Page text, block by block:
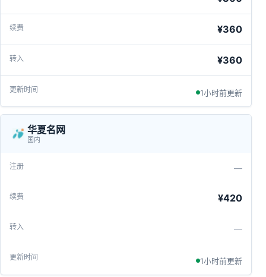
¥360
¥360
1小时前更新
华夏名网
国内
—
¥420
—
1小时前更新